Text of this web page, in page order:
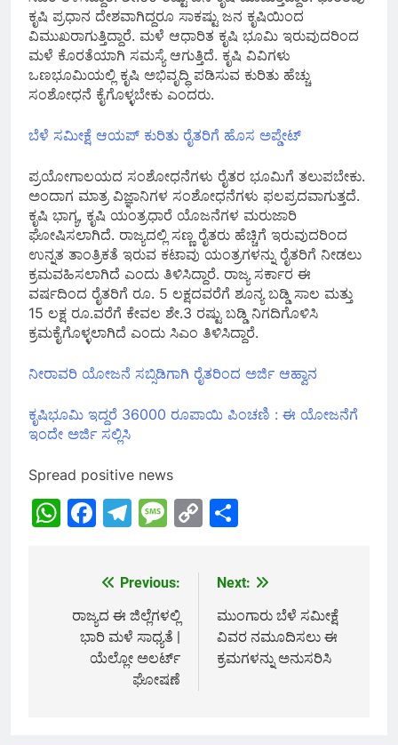
ಕೃಷಿ ಪ್ರಧಾನ ದೇಶವಾಗಿದ್ದರೂ ಸಾಕಷ್ಟು ಜನ ಕೃಷಿಯಿಂದ
ವಿಮುಖರಾಗುತ್ತಿದ್ದಾರೆ. ಮಳೆ ಆಧಾರಿತ ಕೃಷಿ ಭೂಮಿ ಇರುವುದರಿಂದ
ಮಳೆ ಕೊರತೆಯಾಗಿ ಸಮಸ್ಯೆ ಆಗುತ್ತಿದೆ. ಕೃಷಿ ವಿವಿಗಳು
ಒಣಭೂಮಿಯಲ್ಲಿ ಕೃಷಿ ಅಭಿವೃದ್ಧಿ ಪಡಿಸುವ ಕುರಿತು ಹೆಚ್ಚು
ಸಂಶೋಧನೆ ಕೈಗೊಳ್ಳಬೇಕು ಎಂದರು.
ಬೆಳೆ ಸಮೀಕ್ಷೆ ಆಯಪ್ ಕುರಿತು ರೈತರಿಗೆ ಹೊಸ ಅಪ್ಡೇಟ್
ಪ್ರಯೋಗಾಲಯದ ಸಂಶೋಧನೆಗಳು ರೈತರ ಭೂಮಿಗೆ ತಲುಪಬೇಕು.
ಅಂದಾಗ ಮಾತ್ರ ವಿಜ್ಞಾನಿಗಳ ಸಂಶೋಧನೆಗಳು ಫಲಪ್ರದವಾಗುತ್ತದೆ.
ಕೃಷಿ ಭಾಗ್ಯ, ಕೃಷಿ ಯಂತ್ರಧಾರೆ ಯೊಜನೆಗಳ ಮರುಜಾರಿ
ಘೋಷಿಸಲಾಗಿದೆ. ರಾಜ್ಯದಲ್ಲಿ ಸಣ್ಣ ರೈತರು ಹೆಚ್ಚಿಗೆ ಇರುವುದರಿಂದ
ಉನ್ನತ ತಾಂತ್ರಿಕತೆ ಇರುವ ಕಟಾವು ಯಂತ್ರಗಳನ್ನು ರೈತರಿಗೆ ನೀಡಲು
ಕ್ರಮವಹಿಸಲಾಗಿದೆ ಎಂದು ತಿಳಿಸಿದ್ದಾರೆ. ರಾಜ್ಯ ಸರ್ಕಾರ ಈ
ವರ್ಷದಿಂದ ರೈತರಿಗೆ ರೂ. 5 ಲಕ್ಷದವರೆಗೆ ಶೂನ್ಯ ಬಡ್ಡಿ ಸಾಲ ಮತ್ತು
15 ಲಕ್ಷ ರೂ.ವರೆಗೆ ಕೇವಲ ಶೇ.3 ರಷ್ಟು ಬಡ್ಡಿ ನಿಗದಿಗೊಳಿಸಿ
ಕ್ರಮಕೈಗೊಳ್ಳಲಾಗಿದೆ ಎಂದು ಸಿಎಂ ತಿಳಿಸಿದ್ದಾರೆ.
ನೀರಾವರಿ ಯೋಜನೆ ಸಬ್ಸಿಡಿಗಾಗಿ ರೈತರಿಂದ ಅರ್ಜಿ ಆಹ್ವಾನ
ಕೃಷಿಭೂಮಿ ಇದ್ದರೆ 36000 ರೂಪಾಯಿ ಪಿಂಚಣಿ : ಈ ಯೋಜನೆಗೆ
ಇಂದೇ ಅರ್ಜಿ ಸಲ್ಲಿಸಿ
Spread positive news
WhatsApp
Facebook
Telegram
Message
Copy
navigation
Previous:
ರಾಜ್ಯದ ಈ ಜಿಲ್ಲೆಗಳಲ್ಲಿ
ಭಾರಿ ಮಳೆ ಸಾಧ್ಯತೆ |
ಯೆಲ್ಲೋ ಅಲರ್ಟ್
ಘೋಷಣೆ
Next:
ಮುಂಗಾರು ಬೆಳೆ ಸಮೀಕ್ಷೆ
ವಿವರ ನಮೂದಿಸಲು ಈ
ಕ್ರಮಗಳನ್ನು ಅನುಸರಿಸಿ